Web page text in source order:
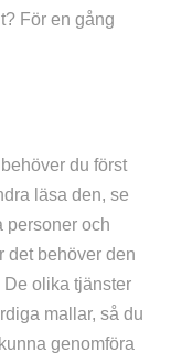
För en gång
du först
läsa den, se
personer och
det behöver den
De olika tjänster
mallar, så du
genomföra